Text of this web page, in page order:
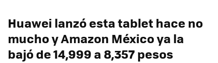
Huawei lanzó esta tablet hace no
mucho y Amazon México ya la
bajó de 14,999 a 8,357 pesos